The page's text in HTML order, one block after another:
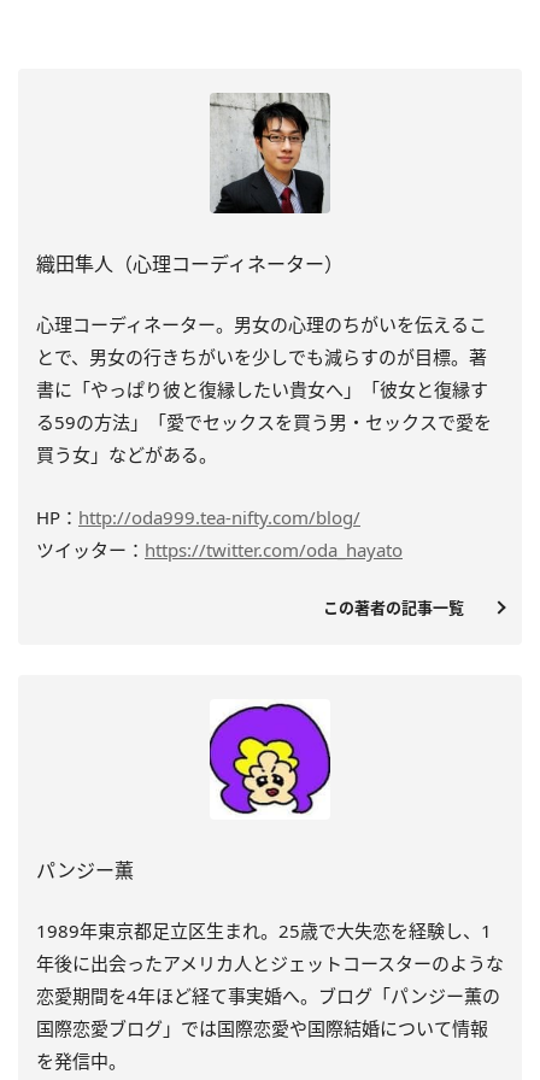
織田隼人（心理コーディネーター）
心理コーディネーター。男女の心理のちがいを伝えるこ
とで、男女の行きちがいを少しでも減らすのが目標。著
書に「やっぱり彼と復縁したい貴女へ」「彼女と復縁す
る59の方法」「愛でセックスを買う男・セックスで愛を
買う女」などがある。
HP： http://oda999.tea-nifty.com/blog/
ツイッター： https://twitter.com/oda_hayato
この著者の記事一覧
パンジー薫
1989年東京都足立区生まれ。25歳で大失恋を経験し、1
年後に出会ったアメリカ人とジェットコースターのような
恋愛期間を4年ほど経て事実婚へ。ブログ「パンジー薫の
国際恋愛ブログ」では国際恋愛や国際結婚について情報
を発信中。